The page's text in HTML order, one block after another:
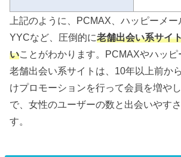
上記のように、PCMAX、ハッピーメー
YYCなど、圧倒的に老舗出会い系サイ
い ことがわかります。PCMAXやハッ
老舗出会い系サイトは、10年以上前か
けプロモーションを行って会員を増や
で、女性のユーザーの数と出会いやす
す。